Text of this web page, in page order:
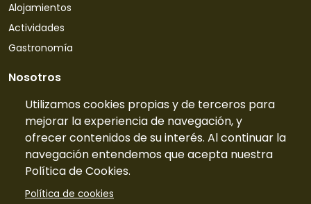
Utilizamos cookies propias y de terceros para
mejorar la experiencia de navegación, y
ofrecer contenidos de su interés. Al continuar la
navegación entendemos que acepta nuestra
Política de Cookies.
Política de cookies
Alojamientos
Actividades
Gastronomía
Nosotros
Quiénes somos
Contacto
Tarifas
Preguntas frecuentes
Información